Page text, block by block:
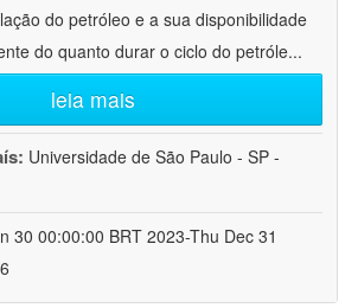
do petróleo e a sua disponibilidade
do quanto durar o ciclo do petróle...
leia mais
Universidade de São Paulo - SP -
30 00:00:00 BRT 2023-Thu Dec 31